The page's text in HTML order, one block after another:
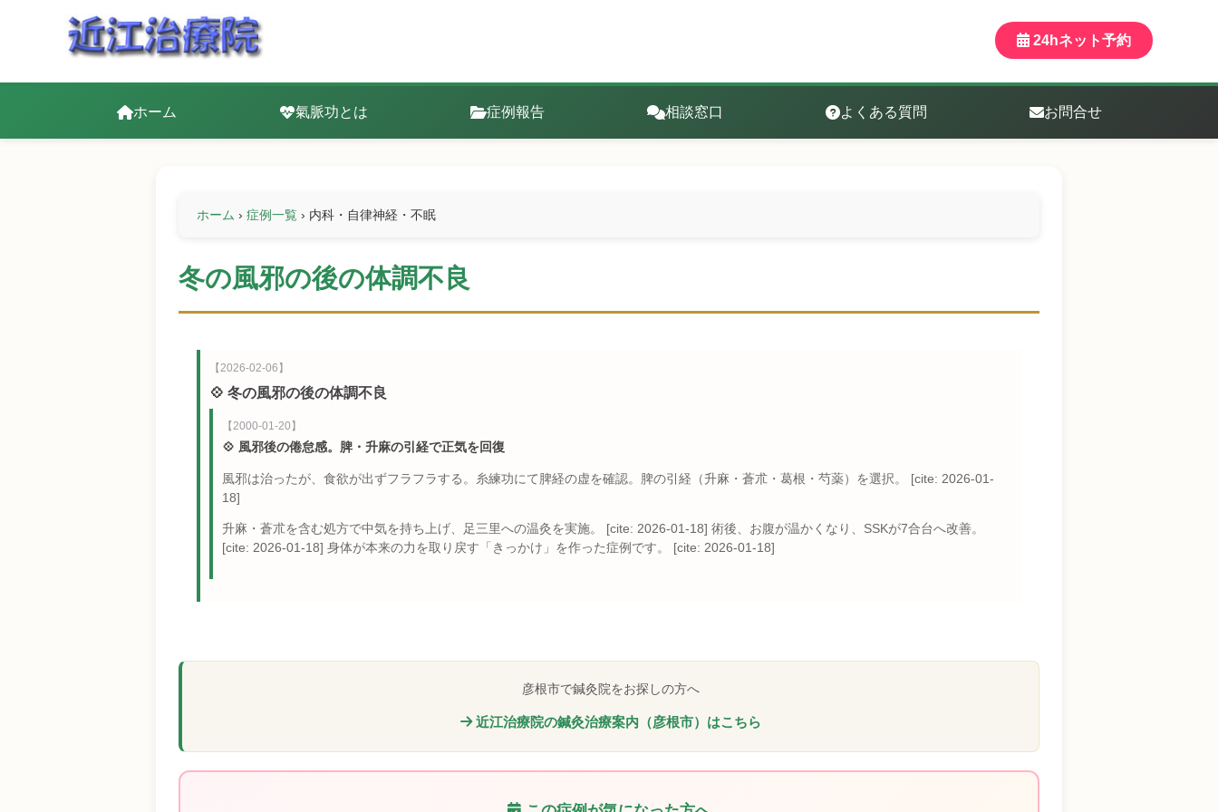
24hネット予約
ホーム 氣脈功とは 症例報告 相談窓口 よくある質問 お問合せ
ホーム › 症例一覧 › 内科・自律神経・不眠
冬の風邪の後の体調不良
【2026-02-06】
💠 冬の風邪の後の体調不良
【2000-01-20】
💠 風邪後の倦怠感。脾・升麻の引経で正気を回復
風邪は治ったが、食欲が出ずフラフラする。糸練功にて脾経の虚を確認。脾の引経（升麻・蒼朮・葛根・芍薬）を選択。 [cite: 2026-01-
18]
升麻・蒼朮を含む処方で中気を持ち上げ、足三里への温灸を実施。 [cite: 2026-01-18] 術後、お腹が温かくなり、SSKが7合台へ改善。
[cite: 2026-01-18] 身体が本来の力を取り戻す「きっかけ」を作った症例です。 [cite: 2026-01-18]
彦根市で鍼灸院をお探しの方へ
近江治療院の鍼灸治療案内（彦根市）はこちら